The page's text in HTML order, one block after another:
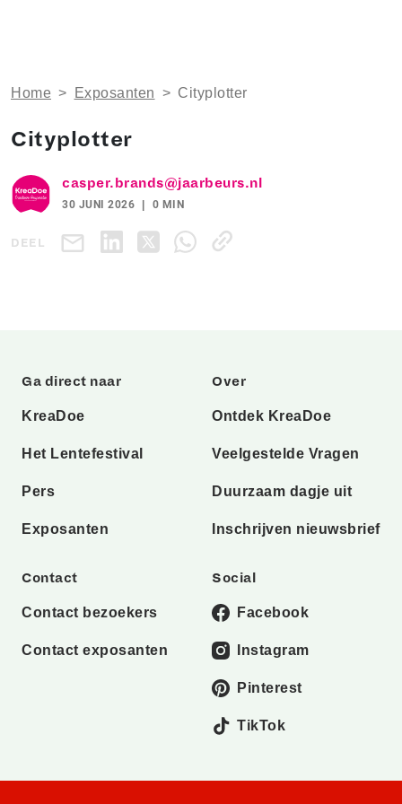
Home > Exposanten > Cityplotter
Cityplotter
casper.brands@jaarbeurs.nl
30 JUNI 2026 0 MIN
DEEL
Ga direct naar
KreaDoe
Het Lentefestival
Pers
Exposanten
Over
Ontdek KreaDoe
Veelgestelde Vragen
Duurzaam dagje uit
Inschrijven nieuwsbrief
Contact
Contact bezoekers
Contact exposanten
Social
Facebook
Instagram
Pinterest
TikTok